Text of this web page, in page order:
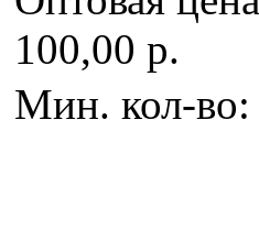
100,00 р.
Мин. кол-во: